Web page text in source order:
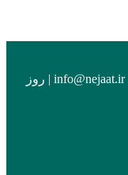
info@nejaat.ir
| روز